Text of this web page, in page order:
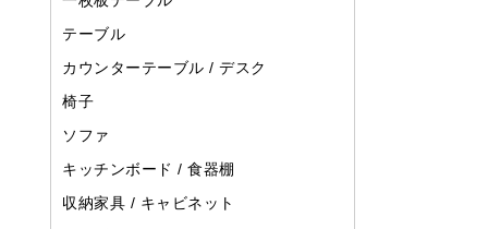
テーブル
カウンターテーブル / デスク
椅子
ソファ
キッチンボード / 食器棚
収納家具 / キャビネット